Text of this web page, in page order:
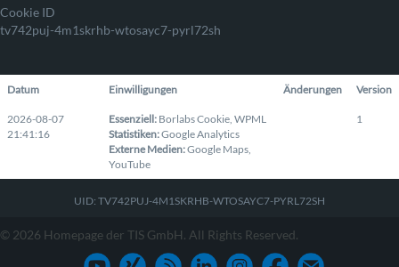
Cookie ID
tv742puj-4m1skrhb-wtosayc7-pyrl72sh
Datum Einwilligungen Änderungen Version
2026-08-07
21:41:16
Essenziell: Borlabs Cookie, WPML
Statistiken:Google Analytics
Externe Medien:Google Maps,
YouTube
1
UID: TV742PUJ-4M1SKRHB-WTOSAYC7-PYRL72SH
© 2026 Homepage der TIS GmbH. All Rights Reserved.